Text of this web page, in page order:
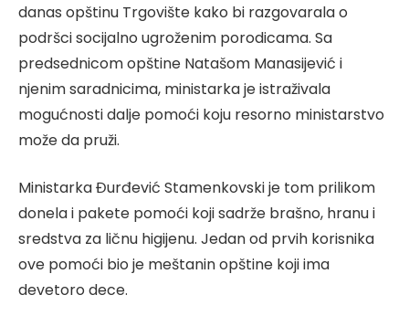
danas opštinu Trgovište kako bi razgovarala o
podršci socijalno ugroženim porodicama. Sa
predsednicom opštine Natašom Manasijević i
njenim saradnicima, ministarka je istraživala
mogućnosti dalje pomoći koju resorno ministarstvo
može da pruži.
Ministarka Đurđević Stamenkovski je tom prilikom
donela i pakete pomoći koji sadrže brašno, hranu i
sredstva za ličnu higijenu. Jedan od prvih korisnika
ove pomoći bio je meštanin opštine koji ima
devetoro dece.